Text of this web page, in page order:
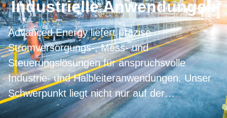
Industrielle Anwendungen
Advanced Energy liefert präzise
Stromversorgungs-, Mess- und
Steuerungslösungen für anspruchsvolle
Industrie- und Halbleiteranwendungen. Unser
Schwerpunkt liegt nicht nur auf der
Sicherstellung von Produktqualität und